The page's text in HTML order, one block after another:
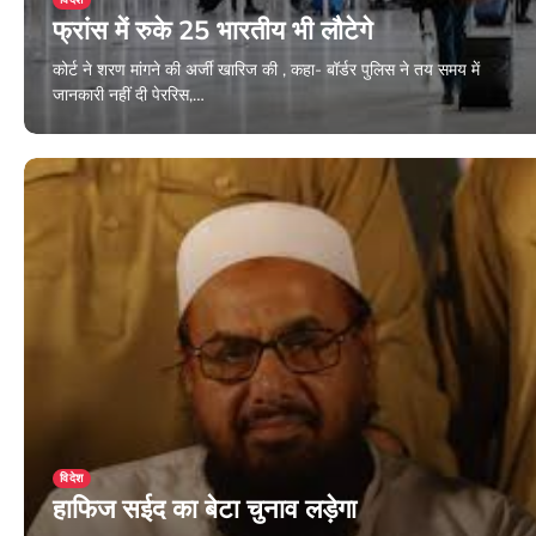
फ्रांस में रुके 25 भारतीय भी लौटेगे
कोर्ट ने शरण मांगने की अर्जी खारिज की , कहा- बॉर्डर पुलिस ने तय समय में
जानकारी नहीं दी पेररिस,…
December 28, 2023
विदेश
हाफिज सईद का बेटा चुनाव लड़ेगा